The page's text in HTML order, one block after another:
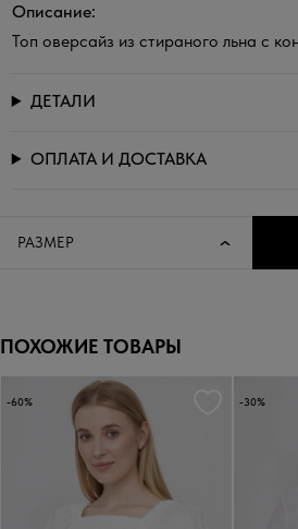
Описание:
Топ оверсайз из стираного льна с
ДЕТАЛИ
ОПЛАТА И ДОСТАВКА
РАЗМЕР
ПОХОЖИЕ ТОВАРЫ
-60% -30%